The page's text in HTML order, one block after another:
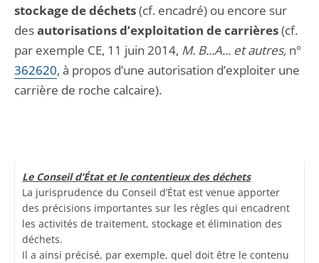
stockage de déchets(cf. encadré) ou encore sur
desautorisations d’exploitation de carrières(cf.
par exemple CE, 11 juin 2014, M. B...A... et autres, n°
362620, à propos d’une autorisation d’exploiter une
carrière de roche calcaire).
Le Conseil d’État et le contentieux des déchets
La jurisprudence du Conseil d’État est venue apporter
des précisions importantes sur les règles qui encadrent
les activités de traitement, stockage et élimination des
déchets.
Il a ainsi précisé, par exemple, quel doit être le contenu